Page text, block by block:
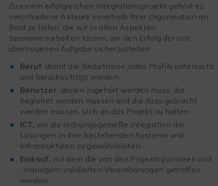
Zu einem erfolgreichen Integrationsprojekt gehört es,
verschiedene Akteure innerhalb Ihrer Organisation an
Bord zu holen, die wir in allen Aspekten
zusammenarbeiten lassen, um den Erfolg der uns
übertragenen Aufgabe sicherzustellen:
Beruf, damit die Bedürfnisse jedes Profils untersucht
und berücksichtigt werden.
Benutzer, denen zugehört werden muss, die
begleitet werden müssen und die dazu gebracht
werden müssen, sich an das Projekt zu halten.
ICT, um die ordnungsgemäße Integration der
Lösungen in Ihre bestehenden Systeme und
Infrastrukturen zu gewährleisten.
Einkauf, mit dem die von den Projektsponsoren und
-managern validierten Vereinbarungen getroffen
werden.